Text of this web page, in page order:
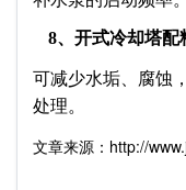
8、开式冷却塔配
可减少水垢、腐蚀
处理。
文章来源：http://